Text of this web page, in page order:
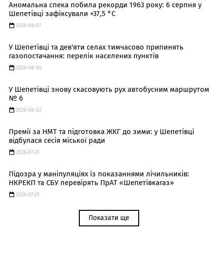
Аномальна спека побила рекорди 1963 року: 6 серпня у
Шепетівці зафіксували +37,5 °C
2026-08-07
У Шепетівці та дев'яти селах тимчасово припинять
газопостачання: перелік населених пунктів
2026-08-05
У Шепетівці знову скасовують рух автобусним маршрутом
№ 6
2026-08-02
Премії за НМТ та підготовка ЖКГ до зими: у Шепетівці
відбулася сесія міської ради
2026-07-31
Підозра у маніпуляціях із показаннями лічильників:
НКРЕКП та СБУ перевірять ПрАТ «Шепетівкагаз»
2026-07-29
Показати ще